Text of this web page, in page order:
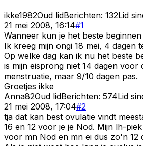
ikke1982Oud lidBerichten: 132Lid
21 mei 2008, 16:14#1
Wanneer kun je het beste
Ik kreeg mijn ongi 18 mei, 4 dagen
Op welke dag kan ik nu het beste
is mijn eisprong niet 14 dagen voor
menstruatie, maar 9/10 dagen pas.
Groetjes ikke
Anna82Oud lidBerichten: 574Lid
21 mei 2008, 17:04#2
tja dat kan best ovulatie vindt
16 en 12 voor je je Nod. Mijn lh-
voor mn Nod en mn ei dus zo'n 12